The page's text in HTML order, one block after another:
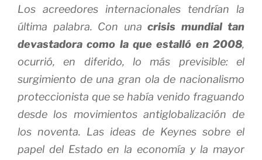
Los acreedores internacionales tendrían la
última palabra. Con una crisis mundial tan
devastadora como la que estalló en 2008,
ocurrió, en diferido, lo más previsible: el
surgimiento de una gran ola de nacionalismo
proteccionista que se había venido fraguando
desde los movimientos antiglobalización de
los noventa. Las ideas de Keynes sobre el
papel del Estado en la economía y la mayor